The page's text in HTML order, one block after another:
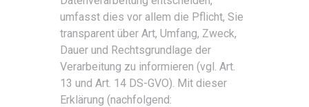
umfasst dies vor allem die Pflicht, Sie
transparent über Art, Umfang, Zweck,
Dauer und Rechtsgrundlage der
Verarbeitung zu informieren (vgl. Art.
13 und Art. 14 DS-GVO). Mit dieser
Erklärung (nachfolgend: